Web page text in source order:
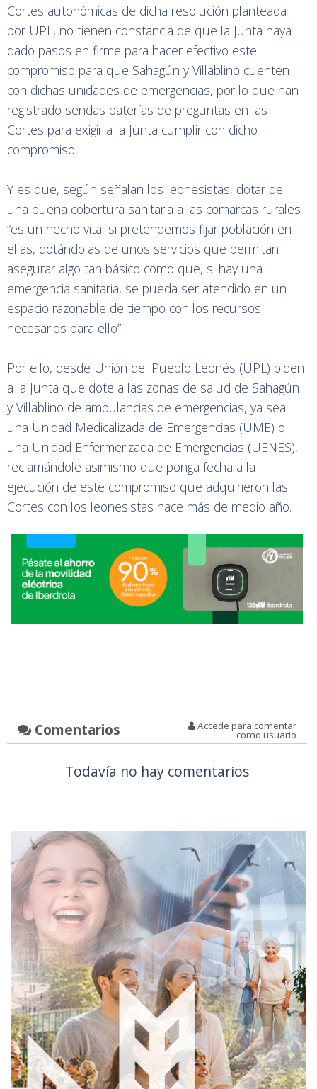
Cortes autonómicas de dicha resolución planteada
por UPL, no tienen constancia de que la Junta haya
dado pasos en firme para hacer efectivo este
compromiso para que Sahagún y Villablino cuenten
con dichas unidades de emergencias, por lo que han
registrado sendas baterías de preguntas en las
Cortes para exigir a la Junta cumplir con dicho
compromiso.
Y es que, según señalan los leonesistas, dotar de
una buena cobertura sanitaria a las comarcas rurales
“es un hecho vital si pretendemos fijar población en
ellas, dotándolas de unos servicios que permitan
asegurar algo tan básico como que, si hay una
emergencia sanitaria, se pueda ser atendido en un
espacio razonable de tiempo con los recursos
necesarios para ello”.
Por ello, desde Unión del Pueblo Leonés (UPL) piden
a la Junta que dote a las zonas de salud de Sahagún
y Villablino de ambulancias de emergencias, ya sea
una Unidad Medicalizada de Emergencias (UME) o
una Unidad Enfermerizada de Emergencias (UENES),
reclamándole asimismo que ponga fecha a la
ejecución de este compromiso que adquirieron las
Cortes con los leonesistas hace más de medio año.
Comentarios Accede para comentar
como usuario
Todavía no hay comentarios